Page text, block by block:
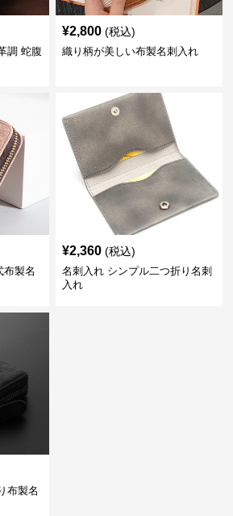
調 蛇腹
¥2,800 (税込)
織り柄が美しい布製名刺入れ
布製名
¥2,360 (税込)
名刺入れ シンプル二つ折り名刺
入れ
布製名